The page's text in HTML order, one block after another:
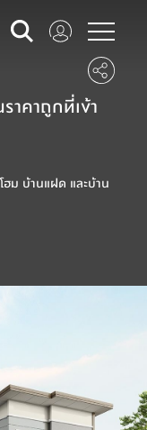
าคาถูกที่เข้า
ฮม บ้านแฝด และบ้าน